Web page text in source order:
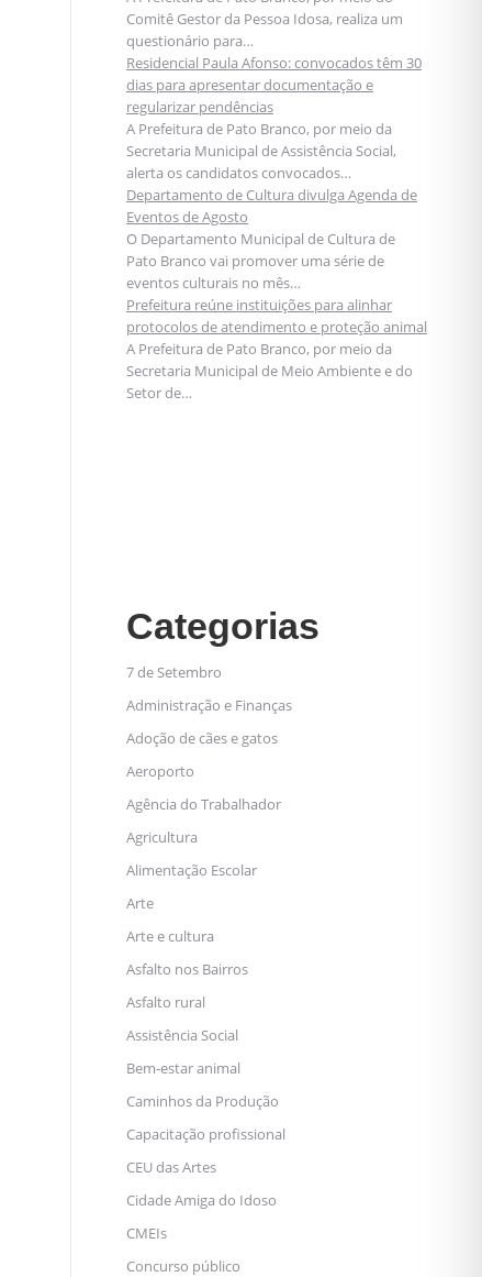
Comitê Gestor da Pessoa Idosa, realiza um
questionário para…
Residencial Paula Afonso: convocados têm 30
dias para apresentar documentação e
regularizar pendências
A Prefeitura de Pato Branco, por meio da
Secretaria Municipal de Assistência Social,
alerta os candidatos convocados…
Departamento de Cultura divulga Agenda de
Eventos de Agosto
O Departamento Municipal de Cultura de
Pato Branco vai promover uma série de
eventos culturais no mês…
Prefeitura reúne instituições para alinhar
protocolos de atendimento e proteção animal
A Prefeitura de Pato Branco, por meio da
Secretaria Municipal de Meio Ambiente e do
Setor de…
Categorias
7 de Setembro
Administração e Finanças
Adoção de cães e gatos
Aeroporto
Agência do Trabalhador
Agricultura
Alimentação Escolar
Arte
Arte e cultura
Asfalto nos Bairros
Asfalto rural
Assistência Social
Bem-estar animal
Caminhos da Produção
Capacitação profissional
CEU das Artes
Cidade Amiga do Idoso
CMEIs
Concurso público